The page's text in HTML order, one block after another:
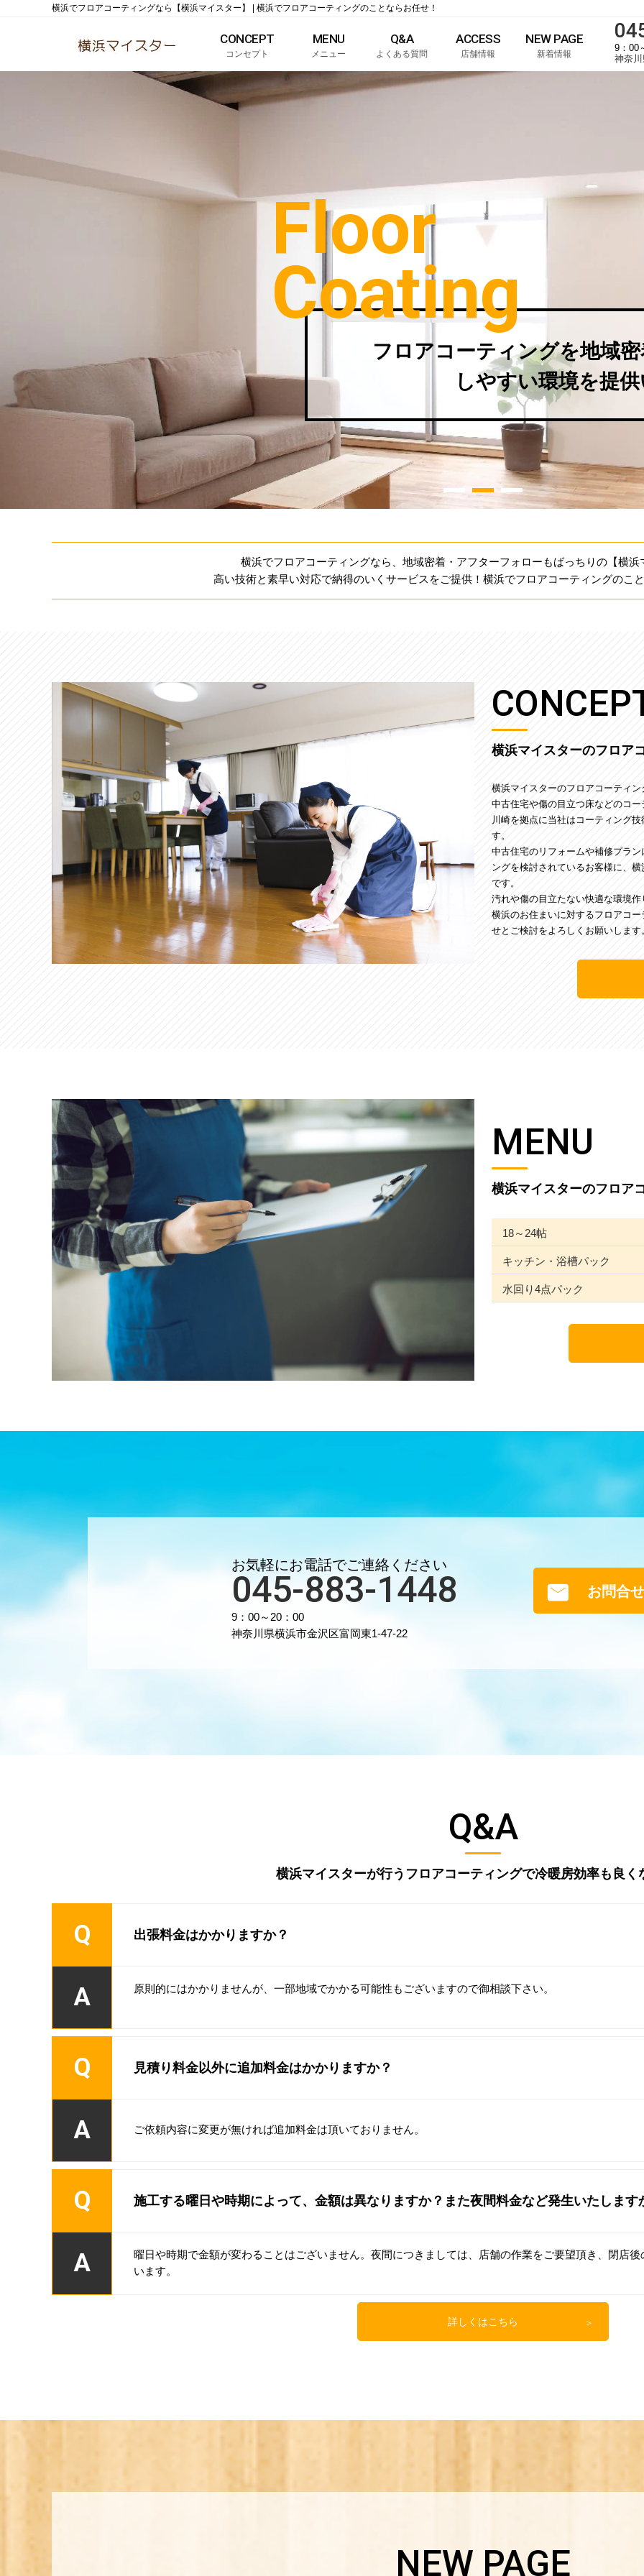
横浜でフロアコーティングなら【横浜マイスター】 | 横浜でフロアコーティングのことならお任せ！
CONCEPT
コンセプト
MENU
メニュー
Q&A
よくある質問
ACCESS
店舗情報
NEW PAGE
新着情報
9：00
神奈
フロアコーティングを地域
しやすい環境を提
Floor
Coating
横浜でフロアコーティングなら、地域密着・アフターフォローもばっちりの【横浜
高い技術と素早い対応で納得のいくサービスをご提供！横浜でフロアコーティングのこ
横浜マイスターのフロア
横浜マイスターのフロアコーティ
中古住宅や傷の目立つ床などのコ
川崎を拠点に当社はコーティング
す。
中古住宅のリフォームや補修プラ
ングを検討されているお客様に、
です。
汚れや傷の目立たない快適な環境
横浜のお住まいに対するフロアコ
せとご検討をよろしくお願いします
MENU
横浜マイスターのフロア
18～24帖
キッチン・浴槽パック
水回り4点パック
お気軽にお電話でご連絡ください
045-883-1448
9：00～20：00
神奈川県横浜市金沢区富岡東1-47-22
お問合
Q&A
横浜マイスターが行うフロアコーティングで冷暖房効率も良く
Q 出張料金はかかりますか？
A 原則的にはかかりませんが、一部地域でかかる可能性もございますので御相談下さい。
Q 見積り料金以外に追加料金はかかりますか？
A ご依頼内容に変更が無ければ追加料金は頂いておりません。
Q 施工する曜日や時期によって、金額は異なりますか？また夜間料金など発生いたします
A
曜日や時期で金額が変わることはございません。夜間につきましては、店舗の作業をご要望頂き、閉店
います。
詳しくはこちら
NEW PAGE